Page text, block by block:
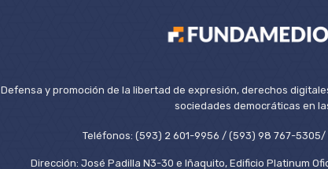
Defensa y promoción de la libertad de expresión, derechos
sociedades democráticas en
Teléfonos: (593) 2 601-9956 / (593) 98 767-
Dirección: José Padilla N3-30 e Iñaquito, Edificio Platinum